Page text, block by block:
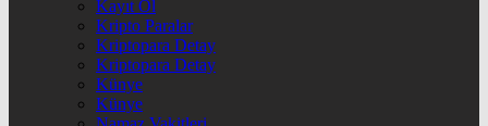
Kayıt Ol
Kripto Paralar
Kriptopara Detay
Kriptopara Detay
Künye
Künye